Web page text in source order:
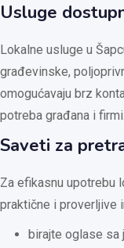
Usluge
Lokalne usluge u
građevinske,
omogućavaju brz
potreba građana i firmi.
Saveti za
Za efikasnu upotrebu
praktične i proverljive
birajte oglase sa